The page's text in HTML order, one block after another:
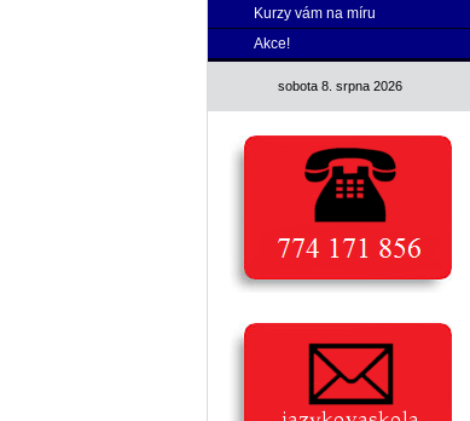
Kurzy vám na míru
Akce!
sobota 8. srpna 2026